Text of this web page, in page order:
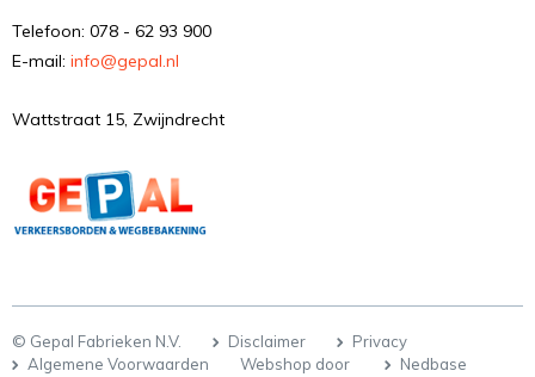
Telefoon: 078 - 62 93 900
E-mail: info@gepal.nl
Wattstraat 15, Zwijndrecht
© Gepal Fabrieken N.V. Disclaimer
Privacy
Algemene Voorwaarden
Webshop door Nedbase